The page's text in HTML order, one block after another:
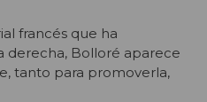
francés que ha
derecha, Bolloré aparece
tanto para promoverla,